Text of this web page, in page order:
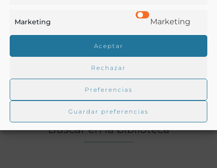
Marketing Marketing
Aceptar
Rechazar
Preferencias
Guardar preferencias
Ver más libros con las palabras clave:
América
Buscar en la biblioteca